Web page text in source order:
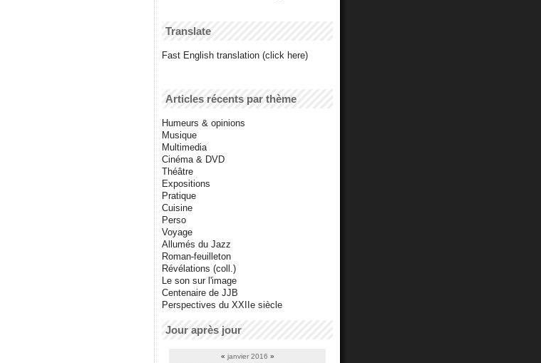
Translate
Fast English translation (click here)
Articles récents par thème
Humeurs & opinions
Musique
Multimedia
Cinéma & DVD
Théâtre
Expositions
Pratique
Cuisine
Perso
Voyage
Allumés du Jazz
Roman-feuilleton
Révélations (coll.)
Le son sur l'image
Centenaire de JJB
Perspectives du XXIIe siècle
Jour après jour
« janvier 2016 »